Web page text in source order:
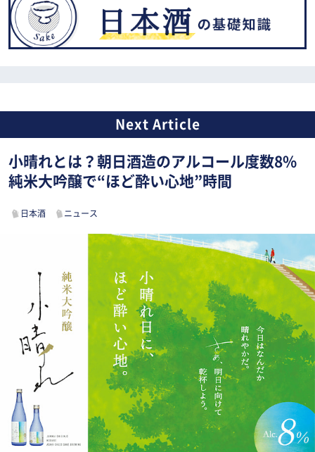
小晴れとは？朝日酒造のアルコール度数8%
純米大吟醸で“ほど酔い心地”時間
日本酒 ニュース